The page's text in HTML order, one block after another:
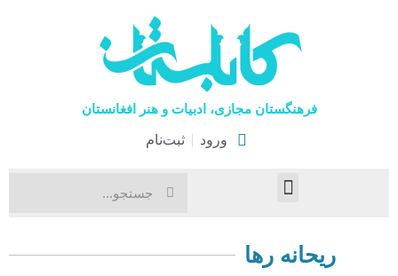
فرهنگستان مجازی، ادبیات و هنر افغانستان
ورود ثبت‌نام
ریحانه رها